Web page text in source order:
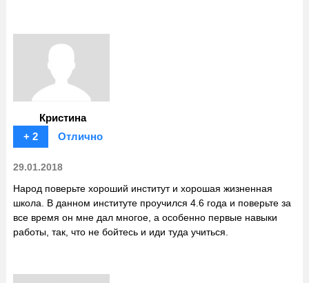
Кристина
+ 2
Отлично
29.01.2018
Народ поверьте хороший институт и хорошая жизненная
школа. В данном институте проучился 4.6 года и поверьте за
все время он мне дал многое, а особенно первые навыки
работы, так, что не бойтесь и иди туда учиться.